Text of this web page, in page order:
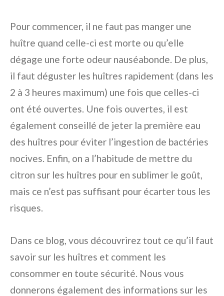
Pour commencer, il ne faut pas manger une
huître quand celle-ci est morte ou qu’elle
dégage une forte odeur nauséabonde. De plus,
il faut déguster les huîtres rapidement (dans les
2 à 3 heures maximum) une fois que celles-ci
ont été ouvertes. Une fois ouvertes, il est
également conseillé de jeter la première eau
des huîtres pour éviter l’ingestion de bactéries
nocives. Enfin, on a l’habitude de mettre du
citron sur les huîtres pour en sublimer le goût,
mais ce n’est pas suffisant pour écarter tous les
risques.
Dans ce blog, vous découvrirez tout ce qu’il faut
savoir sur les huîtres et comment les
consommer en toute sécurité. Nous vous
donnerons également des informations sur les